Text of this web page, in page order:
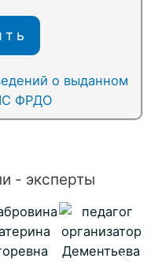
о выданном
ФРДО
- эксперты
Дементьева